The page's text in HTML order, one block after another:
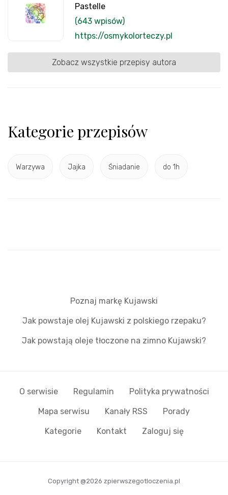
Pastelle
(643 wpisów)
https://osmykolorteczy.pl
Zobacz wszystkie przepisy autora
Kategorie przepisów
Warzywa Jajka Śniadanie do 1h
Poznaj markę Kujawski
Jak powstaje olej Kujawski z polskiego rzepaku?
Jak powstają oleje tłoczone na zimno Kujawski?
O serwisie Regulamin Polityka prywatności
Mapa serwisu Kanały RSS Porady
Kategorie Kontakt Zaloguj się
Copyright @2026 zpierwszegotloczenia.pl